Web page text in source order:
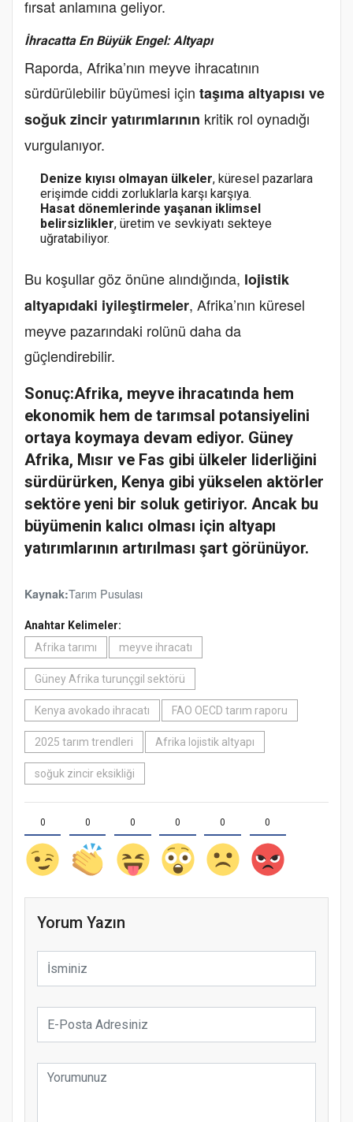
fırsat anlamına geliyor.
İhracatta En Büyük Engel: Altyapı
Raporda, Afrika’nın meyve ihracatının
sürdürülebilir büyümesi için taşıma altyapısı ve
soğuk zincir yatırımlarının kritik rol oynadığı
vurgulanıyor.
Denize kıyısı olmayan ülkeler, küresel pazarlara
erişimde ciddi zorluklarla karşı karşıya.
Hasat dönemlerinde yaşanan iklimsel
belirsizlikler, üretim ve sevkiyatı sekteye
uğratabiliyor.
Bu koşullar göz önüne alındığında, lojistik
altyapıdaki iyileştirmeler, Afrika’nın küresel
meyve pazarındaki rolünü daha da
güçlendirebilir.
Sonuç:Afrika, meyve ihracatında hem
ekonomik hem de tarımsal potansiyelini
ortaya koymaya devam ediyor. Güney
Afrika, Mısır ve Fas gibi ülkeler liderliğini
sürdürürken, Kenya gibi yükselen aktörler
sektöre yeni bir soluk getiriyor. Ancak bu
büyümenin kalıcı olması için altyapı
yatırımlarının artırılması şart görünüyor.
Kaynak:Tarım Pusulası
Anahtar Kelimeler:
Afrika tarımı
meyve ihracatı
Güney Afrika turunçgil sektörü
Kenya avokado ihracatı FAO OECD tarım raporu
2025 tarım trendleri Afrika lojistik altyapı
soğuk zincir eksikliği
0 0 0 0 0 0
Yorum Yazın